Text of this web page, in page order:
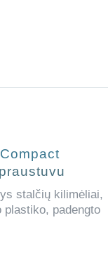
praustuvu
stalčių kilimėliai,
padengto